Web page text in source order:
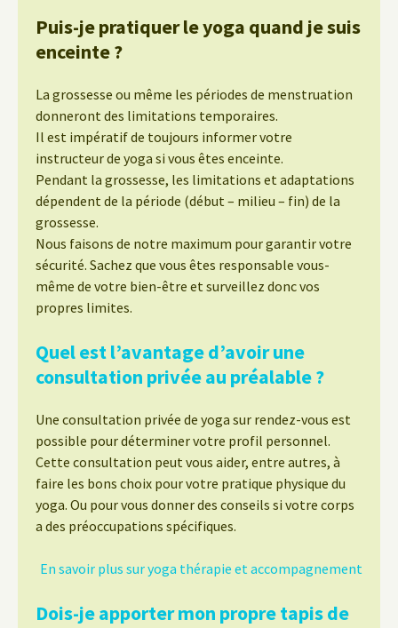
Puis-je pratiquer le yoga quand je suis
enceinte ?
La grossesse ou même les périodes de menstruation
donneront des limitations temporaires.
Il est impératif de toujours informer votre
instructeur de yoga si vous êtes enceinte.
Pendant la grossesse, les limitations et adaptations
dépendent de la période (début – milieu – fin) de la
grossesse.
Nous faisons de notre maximum pour garantir votre
sécurité. Sachez que vous êtes responsable vous-
même de votre bien-être et surveillez donc vos
propres limites.
Quel est l’avantage d’avoir une
consultation privée au préalable ?
Une consultation privée de yoga sur rendez-vous est
possible pour déterminer votre profil personnel.
Cette consultation peut vous aider, entre autres, à
faire les bons choix pour votre pratique physique du
yoga. Ou pour vous donner des conseils si votre corps
a des préoccupations spécifiques.
En savoir plus sur yoga thérapie et accompagnement
Dois-je apporter mon propre tapis de